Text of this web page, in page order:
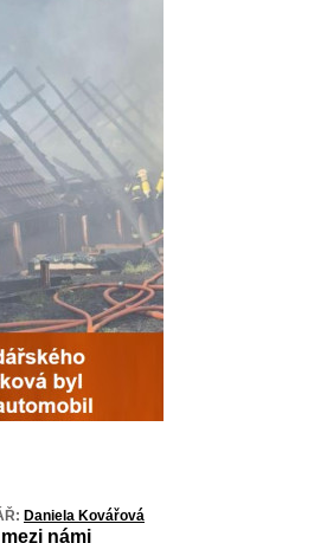
Daniela Kovářová
námi